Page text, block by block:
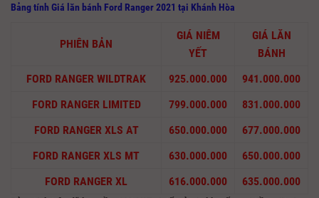
Bảng tính Giá lăn bánh Ford Ranger 2021 tại Khánh Hòa
PHIÊN BẢN
GIÁ NIÊM
YẾT
GIÁ LĂN
BÁNH
FORD RANGER WILDTRAK
925.000.000
941.000.000
FORD RANGER LIMITED
799.000.000
831.000.000
FORD RANGER XLS AT
650.000.000
677.000.000
FORD RANGER XLS MT
630.000.000
650.000.000
FORD RANGER XL
616.000.000 635.000.000